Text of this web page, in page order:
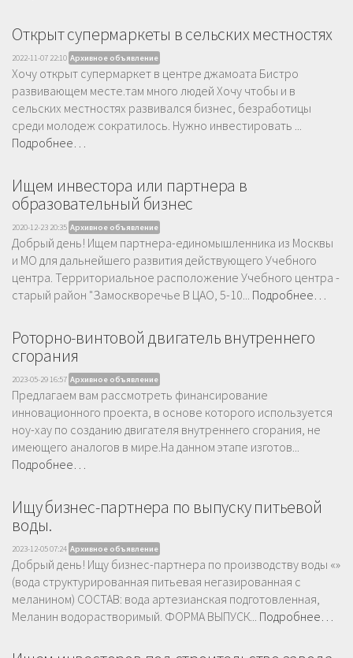
Открыт супермаркеты в сельских местностях
2022-11-07 22:10 Архивное объявление
Хочу открыт супермаркет в центре джамоата Бистро
развивающем месте.там много людей Хочу чтобы и в
сельских местностях развивался бизнес, безработицы
среди молодеж сократилось. Нужно инвестировать ...
Подробнее…
Ищем инвестора или партнера в
образовательный бизнес
2020-12-23 20:35 Архивное объявление
Добрый день! Ищем партнера-единомышленника из Москвы
и МО для дальнейшего развития действующего Учебного
центра. Территориальное расположение Учебного центра -
старый район "Замоскворечье В ЦАО, 5-10... Подробнее…
Роторно-винтовой двигатель внутреннего
сгорания
2023-05-29 16:57 Архивное объявление
Предлагаем вам рассмотреть финансирование
инновационного проекта, в основе которого используется
ноу-хау по созданию двигателя внутреннего сгорания, не
имеющего аналогов в мире.На данном этапе изготов...
Подробнее…
Ищу бизнес-партнера по выпуску питьевой
воды.
2023-12-05 07:24 Архивное объявление
Добрый день! Ищу бизнес-партнера по производству воды «»
(вода структурированная питьевая негазированная с
меланином) СОСТАВ: вода артезианская подготовленная,
Меланин водорастворимый. ФОРМА ВЫПУСК... Подробнее…